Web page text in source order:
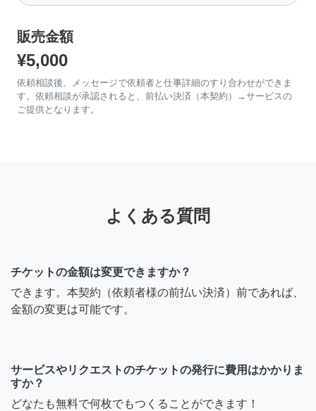
販売金額
¥5,000
依頼相談後、メッセージで依頼者と仕事詳細のすり合わせができま
す。依頼相談が承認されると、前払い決済（本契約）→サービスの
ご提供となります。
よくある質問
チケットの金額は変更できますか？
できます。本契約（依頼者様の前払い決済）前であれば、
金額の変更は可能です。
サービスやリクエストのチケットの発行に費用はかかりま
すか？
どなたも無料で何枚でもつくることができます！